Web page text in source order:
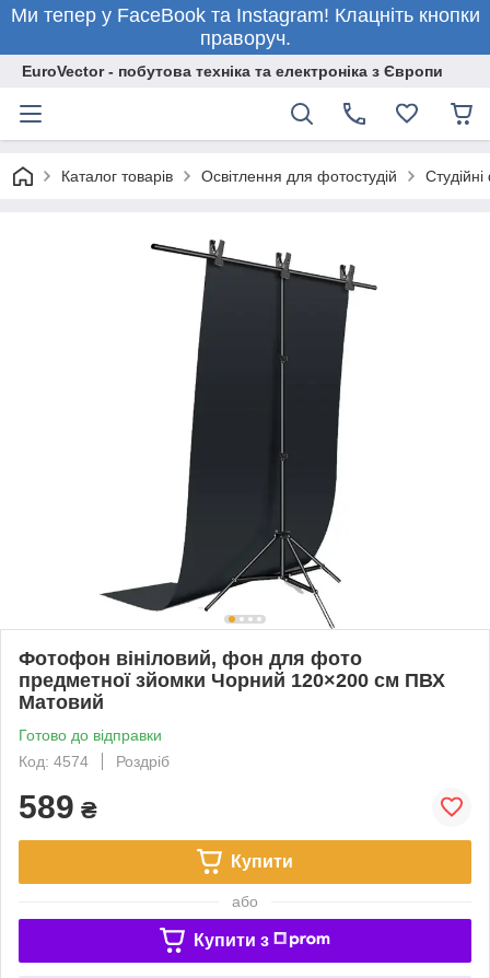
Ми тепер у FaceBook та Instagram! Клацніть кнопки
праворуч.
EuroVector - побутова техніка та електроніка з Європи
Каталог товарів Освітлення для фотостудій
Фотофон вініловий, фон для фото
предметної зйомки Чорний 120×200 см ПВХ
Матовий
Готово до відправки
Код: 4574
Роздріб
589 ₴
Купити
або
Купити з